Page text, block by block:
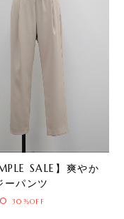
SALE】爽やか
ーパンツ
30%OFF